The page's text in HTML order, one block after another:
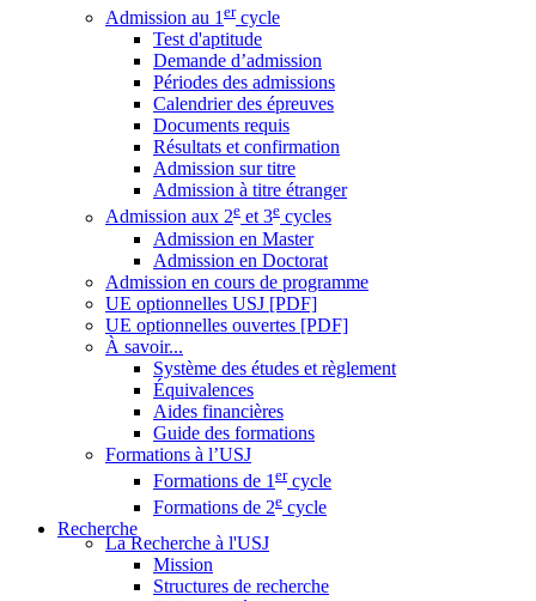
Admission au 1 ercycle
Test d'aptitude
Demande d’admission
Périodes des admissions
Calendrier des épreuves
Documents requis
Résultats et confirmation
Admission sur titre
Admission à titre étranger
Admission aux 2e et 3e cycles
Admission en Master
Admission en Doctorat
Admission en cours de programme
UE optionnelles USJ [PDF]
UE optionnelles ouvertes [PDF]
À savoir...
Système des études et règlement
Équivalences
Aides financières
Guide des formations
Formations à l’USJ
Formations de 1 ercycle
Formations de 2e cycle
Recherche
La Recherche à l'USJ
Mission
Structures de recherche